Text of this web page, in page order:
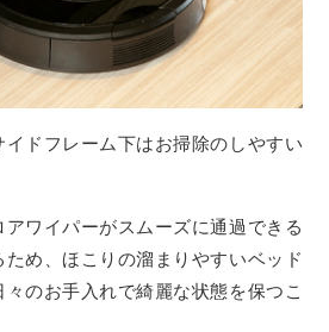
ドフレーム下はお掃除のしやすい
ワイパーがスムーズに通過できる
め、ほこりの溜まりやすいベッド
のお手入れで綺麗な状態を保つこ